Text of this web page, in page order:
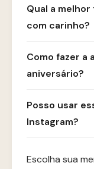
Qual a
com carinho?
Como fazer a
aniversário?
Posso usar
Instagram?
Escolha sua